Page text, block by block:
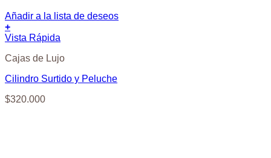
Añadir a la lista de deseos
+
Vista Rápida
Cajas de Lujo
Cilindro Surtido y Peluche
$320.000